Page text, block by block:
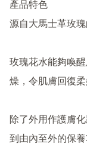
產品特色
源自大馬士革玫
玫瑰花水能夠喚
燥，令肌膚回復柔
除了外用作護膚
到由內至外的保養